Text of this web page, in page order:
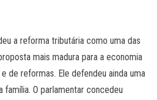
a reforma tributária como uma das
mais madura para a economia
de reformas. Ele defendeu ainda uma
O parlamentar concedeu